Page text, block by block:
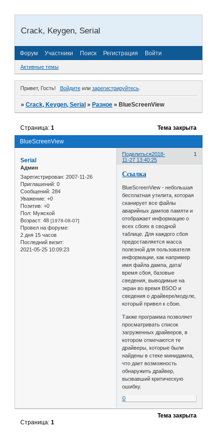
Crack, Keygen, Serial
Форум Участники Поиск Регистрация Войти
Активные темы
Привет, Гость! Войдитеили зарегистрируйтесь.
»Crack, Keygen, Serial »Разное »BlueScreenView
BlueScreenView
Страница:1 Тема закрыта
Поделиться 1
2018-
11-27 13:40:25
Serial
Админ
Зарегистрирован: 2007-11-26
Приглашений: 0
Сообщений: 284
Уважение: +0
Позитив: +0
Пол: Мужской
Возраст: 48 [1978-08-07]
Провел на форуме:
2 дня 15 часов
Последний визит:
2021-05-25 10:09:23
Ссылка
BlueScreenView - небольшая
бесплатная утилита, которая
сканирует все файлы
аварийных дампов памяти и
отображает информацию о
всех сбоях в сводной
таблице. Для каждого сбоя
предоставляется масса
полезной для пользователя
информации, как например
имя файла дампа, дата/
время сбоя, базовые
сведения, выводимые на
экран во время BSOD и
сведения о драйвере/модуле,
который привел к сбою.
Также программа позволяет
просматривать список
загруженных драйверов, в
котором отмечаются те
драйверы, которые были
найдены в стеке минидампа,
что дает возможность
обнаружить драйвер,
вызвавший критическую
ошибку.
0
Тема закрыта
Страница:1